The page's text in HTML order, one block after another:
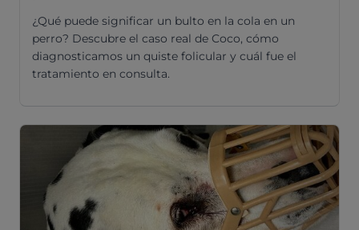
Pruebas diagnósticas
¿Qué puede significar un bulto en la cola en un
perro? Descubre el caso real de Coco, cómo
diagnosticamos un quiste folicular y cuál fue el
tratamiento en consulta.